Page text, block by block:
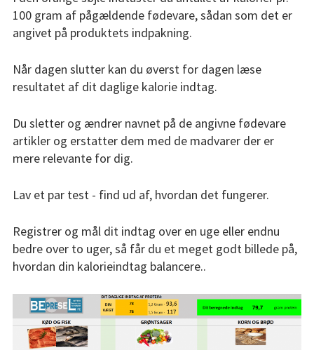
Info aldringsproces
Blog
100 gram af pågældende fødevare, sådan som det er
angivet på produktets indpakning.
Når dagen slutter kan du øverst for dagen læse
resultatet af dit daglige kalorie indtag.
Du sletter og ændrer navnet på de angivne fødevare
artikler og erstatter dem med de madvarer der er
mere relevante for dig.
Lav et par test - find ud af, hvordan det fungerer.
Registrer og mål dit indtag over en uge eller endnu
bedre over to uger, så får du et meget godt billede på,
hvordan din kalorieindtag balancere..